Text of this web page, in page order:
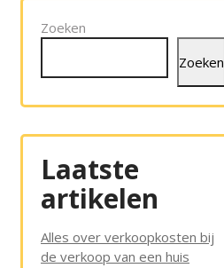
Zoeken
Zoeken
Laatste
artikelen
Alles over verkoopkosten bij
de verkoop van een huis